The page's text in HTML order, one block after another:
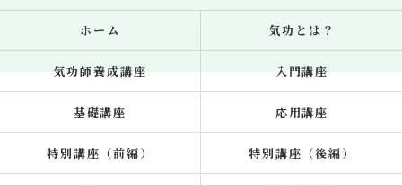
ホーム 気功とは？
気功師養成講座 入門講座
基礎講座 応用講座
特別講座（前編） 特別講座（後編）